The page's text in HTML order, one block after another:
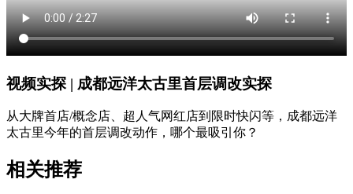
视频实探 | 成都远洋太古里首层调改实探
从大牌首店/概念店、超人气网红店到限时快闪等，成都远洋
太古里今年的首层调改动作，哪个最吸引你？
相关推荐